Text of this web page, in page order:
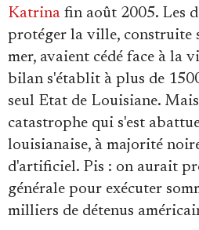
Katrina fin août 2005. Les
protéger la ville, construite
mer, avaient cédé face à la
bilan s'établit à plus de
seul Etat de Louisiane.
catastrophe qui s'est
louisianaise, à majorité
d'artificiel. Pis : on aurait
générale pour exécuter
milliers de détenus